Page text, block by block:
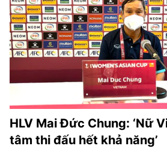
HLV Mai Đức Chung: ‘Nữ
tâm thi đấu hết khả năng’